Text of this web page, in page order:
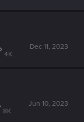
4K
Dec 11, 2023
8K
Jun 10, 2023